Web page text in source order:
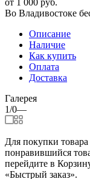
Во Владивостоке
Описание
Наличие
Как купить
Оплата
Доставка
Галерея
1/0—
Для покупки
понравившийся
перейдите в
«Быстрый заказ».